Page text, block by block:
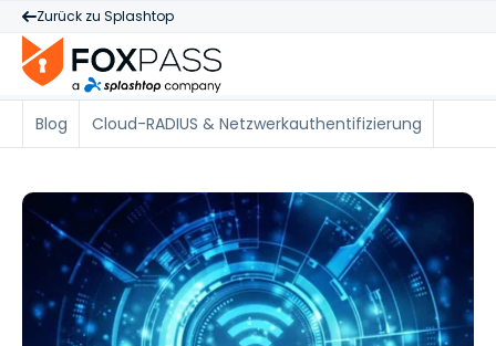
Zurück zu Splashtop
Blog Cloud-RADIUS & Netzwerkauthentifizierung